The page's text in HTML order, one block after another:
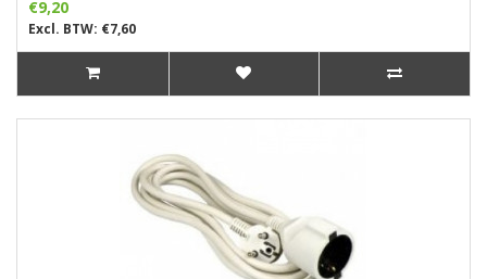
€9,20
Excl. BTW: €7,60